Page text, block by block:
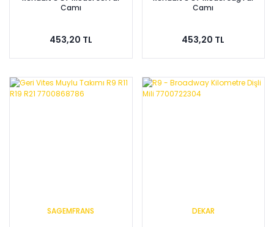
Camı
453,20 TL
Camı
453,20 TL
SAGEMFRANS
DEKAR